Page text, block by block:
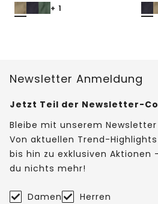
+ 1
Newsletter Anmeldung
Jetzt Teil der Newsletter-
Bleibe mit unserem
Von aktuellen Trend-
bis hin zu exklusiven
du nichts mehr!
Damen Herren